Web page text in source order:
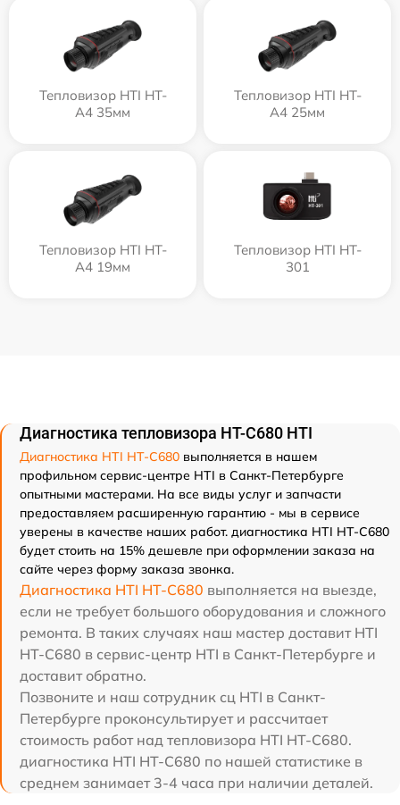
Тепловизор HTI HT-
A4 35мм
Тепловизор HTI HT-
A4 25мм
Тепловизор HTI HT-
A4 19мм
Тепловизор HTI HT-
301
Диагностика тепловизора HT-C680 HTI
Диагностика HTI HT-C680 выполняется в нашем
профильном сервис-центре HTI в Санкт-Петербурге
опытными мастерами. На все виды услуг и запчасти
предоставляем расширенную гарантию - мы в сервисе
уверены в качестве наших работ. диагностика HTI HT-C680
будет стоить на 15% дешевле при оформлении заказа на
сайте через форму заказа звонка.
Диагностика HTI HT-C680 выполняется на выезде,
если не требует большого оборудования и сложного
ремонта. В таких случаях наш мастер доставит HTI
HT-C680 в сервис-центр HTI в Санкт-Петербурге и
доставит обратно.
Позвоните и наш сотрудник сц HTI в Санкт-
Петербурге проконсультирует и рассчитает
стоимость работ над тепловизора HTI HT-C680.
диагностика HTI HT-C680 по нашей статистике в
среднем занимает 3-4 часа при наличии деталей.